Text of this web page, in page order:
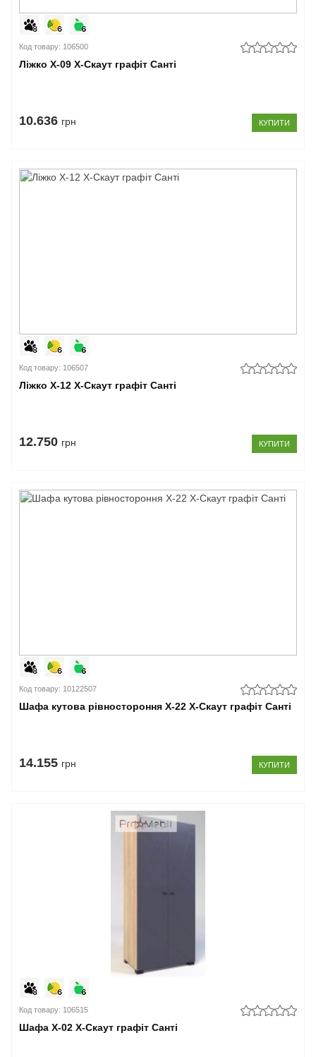
Код товару: 106500
Ліжко Х-09 X-Скаут графіт Санті
10.636 грн КУПИТИ
Код товару: 106507
Ліжко Х-12 X-Скаут графіт Санті
12.750 грн КУПИТИ
Код товару: 10122507
Шафа кутова рівностороння Х-22 X-Скаут графіт Санті
14.155 грн КУПИТИ
Код товару: 106515
Шафа Х-02 X-Скаут графіт Санті